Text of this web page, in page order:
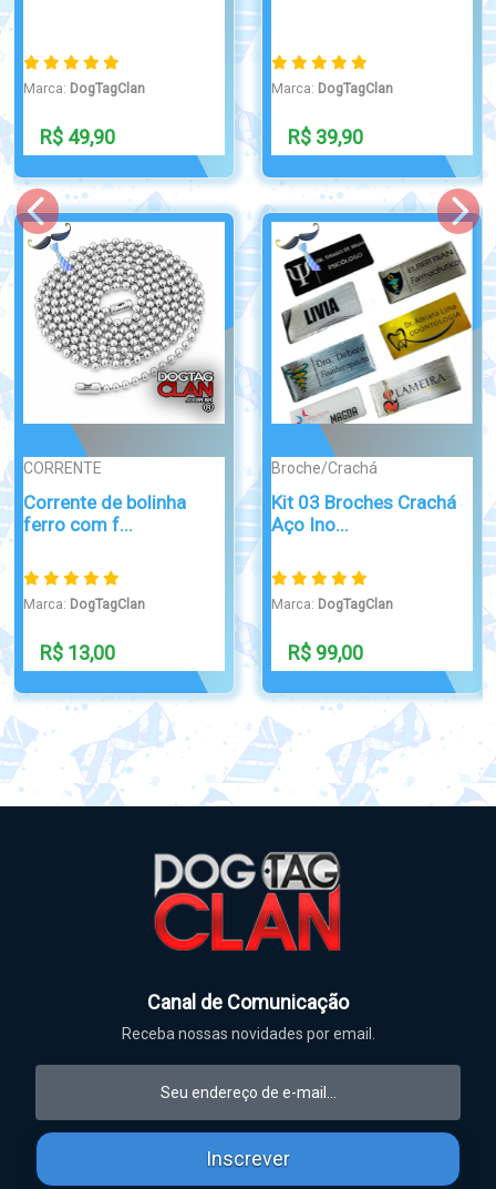
Marca: DogTagClan
R$ 39,99
Marca: DogTagClan
R$ 49,90
Broche/Crachá
Cartão PVC
Personalizado para ...
Marca: DogTagClan
R$ 32,90
Broche/Crachá
Cartão de Membro em
PVC Person...
Marca: DogTagClan
R$ 29,99
Canal de Comunicação
Receba nossas novidades por email.
Inscrever